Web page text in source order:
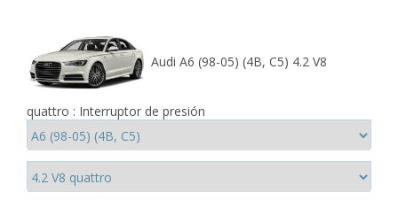
Audi A6 (98-05) (4B, C5) 4.2 V8
quattro : Interruptor de presión